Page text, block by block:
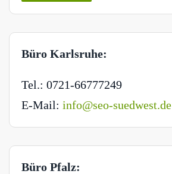
Büro Karlsruhe:
Tel.: 0721-66777249
E-Mail: info@seo-suedwest.de
Büro Pfalz: